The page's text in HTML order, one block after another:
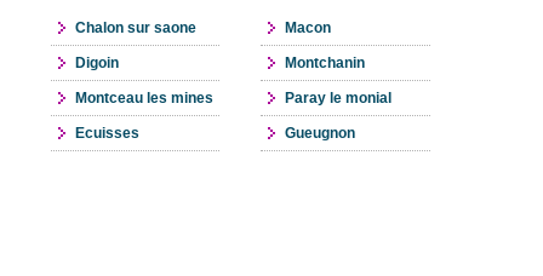
Chalon sur saone Macon
Digoin Montchanin
Montceau les mines Paray le monial
Ecuisses Gueugnon